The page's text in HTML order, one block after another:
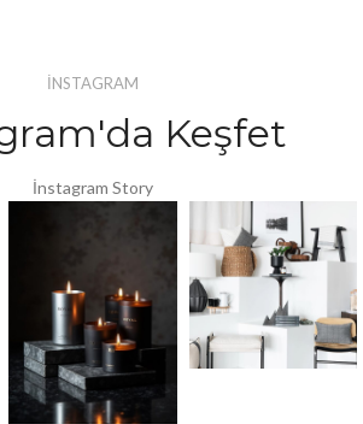
İNSTAGRAM
Keşfet
İnstagram Story